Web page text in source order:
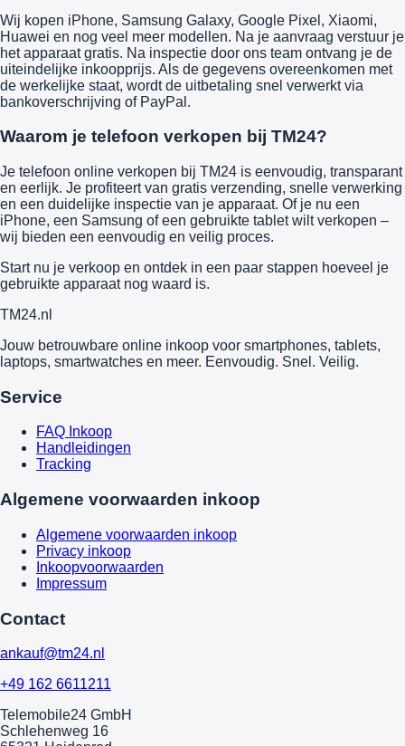
Wij kopen iPhone, Samsung Galaxy, Google Pixel, Xiaomi,
Huawei en nog veel meer modellen. Na je aanvraag verstuur je
het apparaat gratis. Na inspectie door ons team ontvang je de
uiteindelijke inkoopprijs. Als de gegevens overeenkomen met
de werkelijke staat, wordt de uitbetaling snel verwerkt via
bankoverschrijving of PayPal.
Waarom je telefoon verkopen bij TM24?
Je telefoon online verkopen bij TM24 is eenvoudig, transparant
en eerlijk. Je profiteert van gratis verzending, snelle verwerking
en een duidelijke inspectie van je apparaat. Of je nu een
iPhone, een Samsung of een gebruikte tablet wilt verkopen –
wij bieden een eenvoudig en veilig proces.
Start nu je verkoop en ontdek in een paar stappen hoeveel je
gebruikte apparaat nog waard is.
TM24.nl
Jouw betrouwbare online inkoop voor smartphones, tablets,
laptops, smartwatches en meer. Eenvoudig. Snel. Veilig.
Service
FAQ Inkoop
Handleidingen
Tracking
Algemene voorwaarden inkoop
Algemene voorwaarden inkoop
Privacy inkoop
Inkoopvoorwaarden
Impressum
Contact
ankauf@tm24.nl
+49 162 6611211
Telemobile24 GmbH
Schlehenweg 16